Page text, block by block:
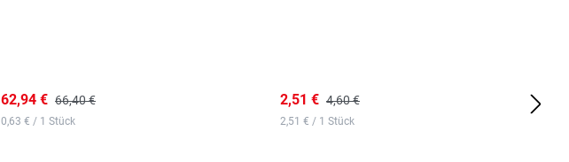
62,94 € 66,40 €
0,63 € / 1 Stück
2,51 € 4,60 €
2,51 € / 1 Stück